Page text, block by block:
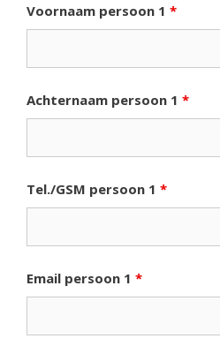
Voornaam persoon 1 *
Achternaam persoon 1 *
Tel./GSM persoon 1 *
Email persoon 1 *